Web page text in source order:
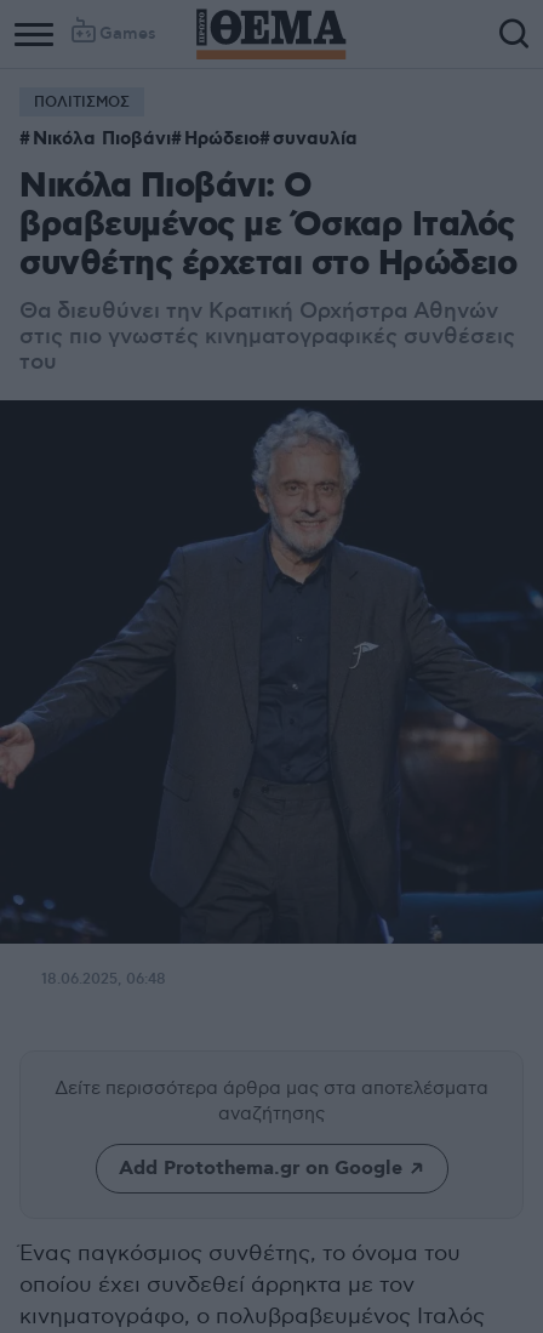
Games
ΠΟΛΙΤΙΣΜΟΣ
Νικόλα Πιοβάνι Ηρώδειο συναυλία
Νικόλα Πιοβάνι: Ο
βραβευμένος με Όσκαρ Ιταλός
συνθέτης έρχεται στο Ηρώδειο
Θα διευθύνει την Κρατική Ορχήστρα Αθηνών
στις πιο γνωστές κινηματογραφικές συνθέσεις
του
18.06.2025, 06:48
Δείτε περισσότερα άρθρα μας στα αποτελέσματα
αναζήτησης
Add Protothema.gr on Google
Ένας παγκόσμιος συνθέτης, το όνομα του
οποίου έχει συνδεθεί άρρηκτα με τον
κινηματογράφο, ο πολυβραβευμένος Ιταλός